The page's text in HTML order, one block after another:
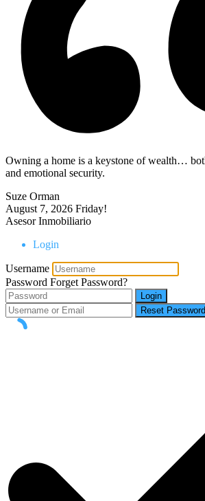
Owning a home is a keystone of wealth…
and emotional security.
Suze Orman
August 7, 2026 Friday!
Asesor Inmobiliario
Login
Username
Password Forget Password?
Login
Reset Password